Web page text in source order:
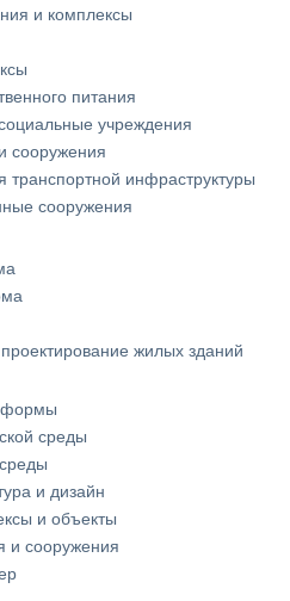
и комплексы
питания
учреждения
сооружения
транспортной инфраструктуры
сооружения
жилых зданий
формы
среды
и дизайн
и объекты
и сооружения